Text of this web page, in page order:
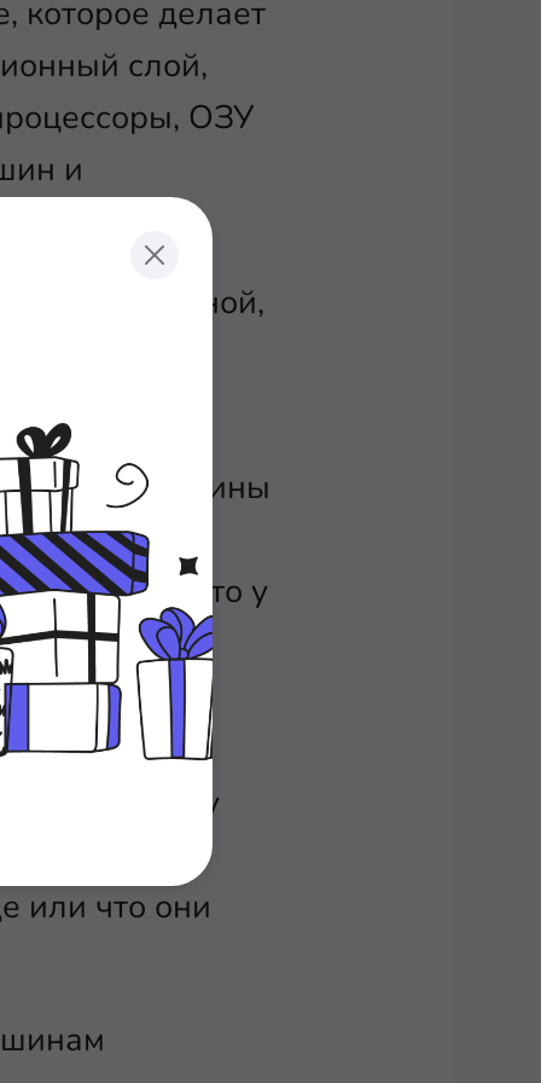
которое делает
слой,
ОЗУ
и
хост-машиной,
машины
думать, что у
между
машины не
или что они